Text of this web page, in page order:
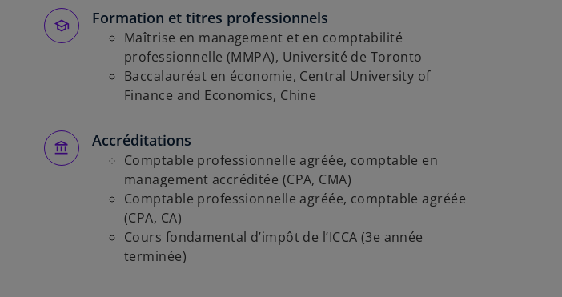
Formation et titres professionnels
Maîtrise en management et en comptabilité
professionnelle (MMPA), Université de Toronto
Baccalauréat en économie, Central University of
Finance and Economics, Chine
Accréditations
Comptable professionnelle agréée, comptable en
management accréditée (CPA, CMA)
Comptable professionnelle agréée, comptable agréée
(CPA, CA)
Cours fondamental d’impôt de l’ICCA (3e année
terminée)